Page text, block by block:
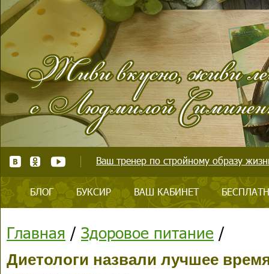
Ваш тренер по стройному образу
БЛОГ БУКСИР ВАШ КАБИНЕТ
Главная / Здоровое питание /
Диетологи назвали лучшее